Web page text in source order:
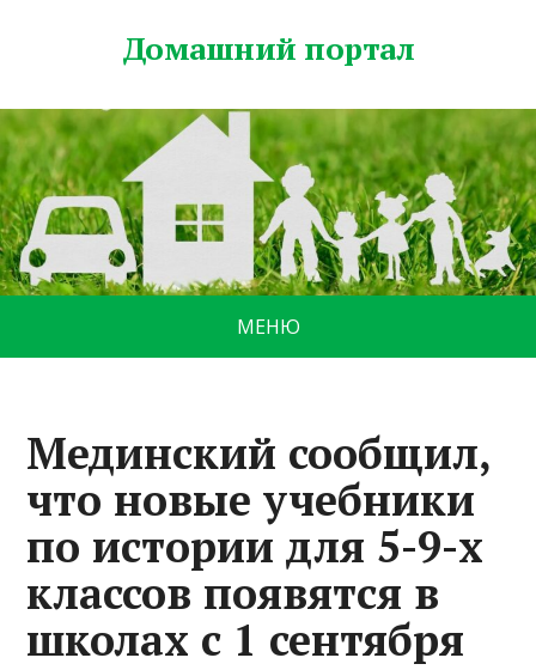
Домашний портал
МЕНЮ
Мединский сообщил,
что новые учебники
по истории для 5-9-х
классов появятся в
школах с 1 сентября